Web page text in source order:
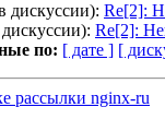
дискуссии): Re[2]:
Re[2]:
по: [ дате ] [
рассылки nginx-ru